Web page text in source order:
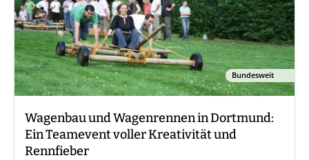
Bundesweit
Wagenbau und Wagenrennen in Dortmund:
Ein Teamevent voller Kreativität und
Rennfieber